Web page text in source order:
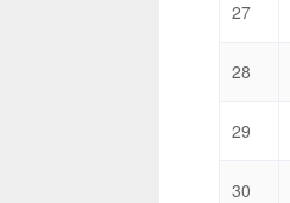
27
28
29
30